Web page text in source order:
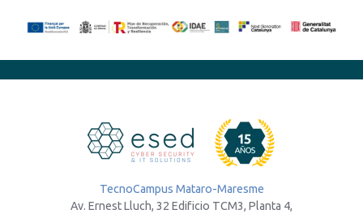
TecnoCampus Mataro-Maresme
Av. Ernest Lluch, 32 Edificio TCM3, Planta 4,